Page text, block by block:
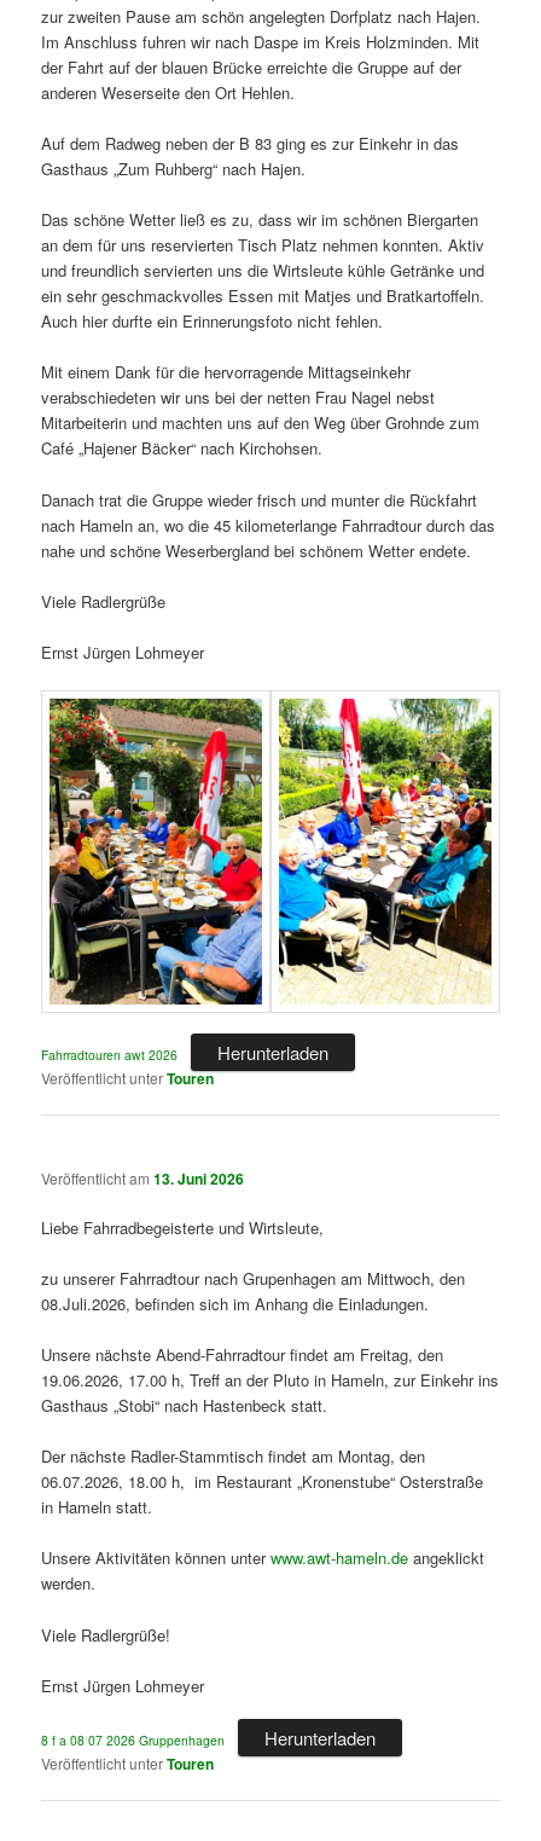
zur zweiten Pause am schön angelegten Dorfplatz nach Hajen.
Im Anschluss fuhren wir nach Daspe im Kreis Holzminden. Mit
der Fahrt auf der blauen Brücke erreichte die Gruppe auf der
anderen Weserseite den Ort Hehlen.
Auf dem Radweg neben der B 83 ging es zur Einkehr in das
Gasthaus „Zum Ruhberg“ nach Hajen.
Das schöne Wetter ließ es zu, dass wir im schönen Biergarten
an dem für uns reservierten Tisch Platz nehmen konnten. Aktiv
und freundlich servierten uns die Wirtsleute kühle Getränke und
ein sehr geschmackvolles Essen mit Matjes und Bratkartoffeln.
Auch hier durfte ein Erinnerungsfoto nicht fehlen.
Mit einem Dank für die hervorragende Mittagseinkehr
verabschiedeten wir uns bei der netten Frau Nagel nebst
Mitarbeiterin und machten uns auf den Weg über Grohnde zum
Café „Hajener Bäcker“ nach Kirchohsen.
Danach trat die Gruppe wieder frisch und munter die Rückfahrt
nach Hameln an, wo die 45 kilometerlange Fahrradtour durch das
nahe und schöne Weserbergland bei schönem Wetter endete.
Viele Radlergrüße
Ernst Jürgen Lohmeyer
Fahrradtouren awt 2026 Herunterladen
Veröffentlicht unterTouren
Veröffentlicht am13. Juni 2026
Liebe Fahrradbegeisterte und Wirtsleute,
zu unserer Fahrradtour nach Grupenhagen am Mittwoch, den
08.Juli.2026, befinden sich im Anhang die Einladungen.
Unsere nächste Abend-Fahrradtour findet am Freitag, den
19.06.2026, 17.00 h, Treff an der Pluto in Hameln, zur Einkehr ins
Gasthaus „Stobi“ nach Hastenbeck statt.
Der nächste Radler-Stammtisch findet am Montag, den
06.07.2026, 18.00 h, im Restaurant „Kronenstube“ Osterstraße
in Hameln statt.
Unsere Aktivitäten können unterwww.awt-hameln.de angeklickt
werden.
Viele Radlergrüße!
Ernst Jürgen Lohmeyer
8 f a 08 07 2026 Gruppenhagen Herunterladen
Veröffentlicht unterTouren